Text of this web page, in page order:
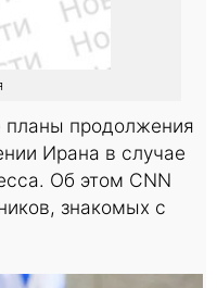
продолжения
Ирана в случае
Об этом CNN
знакомых с